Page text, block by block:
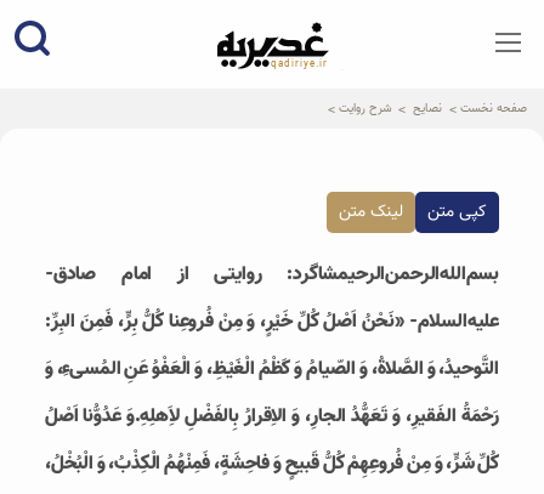
qadiriye.ir
نشریه ی غدیریه-بیانات استاد
صفحه نخست نصایح شرح روایت
کپی متن لینک متن
بسم‌الله‌الرحمن‌الرحیمشاگرد: روایتی از امام صادق-
علیه‌السلام- «نَحْنُ اَصْلُ كُلِّ خَيْرٍ، وَ مِنْ فُروعِنا كُلُّ بِرٍّ، فَمِنَ البِرِّ:
التَّوحيدُ، وَ الصَّلاةُ، وَ الصّيامُ وَ كَظْمُ الْغَيْظِ، وَ الْعَفْوُ عَنِ المُسى‌ءِ، وَ
رَحْمَةُ الفَقيرِ، وَ تَعَهُّدُ الجارِ، وَ الاِقرارُ بِالفَضْلِ لاَِهلِهِ.وَ عَدُوُّنا اَصْلُ
كُلِّ شَرٍّ، وَ مِنْ فُروعِهِمْ كُلُّ قَبيحٍ وَ فاحِشَةٍ، فَمِنْهُمُ الْكِذْبُ، وَ الْبُخْلُ،